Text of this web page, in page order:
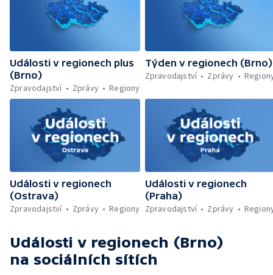
Události v regionech plus
(Brno)
Zpravodajství
Zprávy Regiony
Týden v regionech (Brno)
Zpravodajství
Zprávy
Události v regionech
(Ostrava)
Zpravodajství
Zprávy Regiony
Události v regionech
(Praha)
Zpravodajství
Zprávy
Události v regionech (Brno)
na sociálních sítích